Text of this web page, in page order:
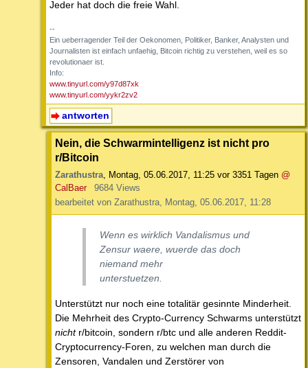
Jeder hat doch die freie Wahl.
--
Ein ueberragender Teil der Oekonomen, Politiker, Banker, Analysten und
Journalisten ist einfach unfaehig, Bitcoin richtig zu verstehen, weil es so
revolutionaer ist.
Info:
www.tinyurl.com/y97d87xk
www.tinyurl.com/yykr2zv2
antworten
Nein, die Schwarmintelligenz ist nicht pro
r/Bitcoin
Zarathustra, Montag, 05.06.2017, 11:25 vor 3351 Tagen @
CalBaer
9684 Views
bearbeitet von Zarathustra, Montag, 05.06.2017, 11:28
Wenn es wirklich Vandalismus und
Zensur waere, wuerde das doch
niemand mehr
unterstuetzen.
Unterstützt nur noch eine totalitär gesinnte Minderheit.
Die Mehrheit des Crypto-Currency Schwarms unterstützt
nicht r/bitcoin, sondern r/btc und alle anderen Reddit-
Cryptocurrency-Foren, zu welchen man durch die
Zensoren, Vandalen und Zerstörer von